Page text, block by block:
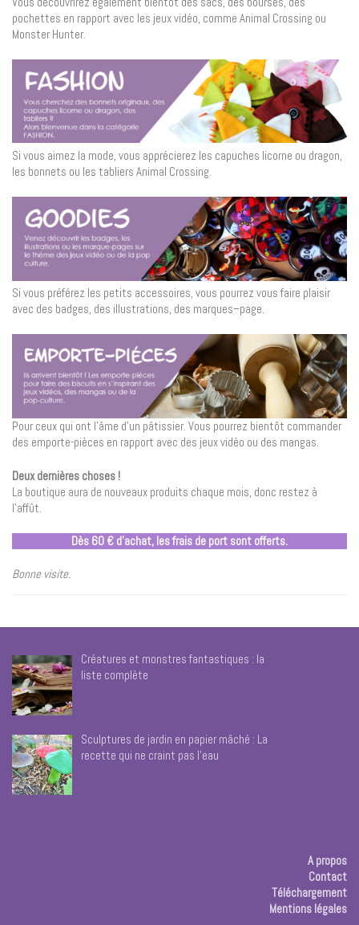
pochettes en rapport avec les jeux vidéo, comme Animal Crossing ou
Monster Hunter.
Si vous aimez la mode, vous apprécierez les capuches licorne ou dragon,
les bonnets ou les tabliers Animal Crossing.
Si vous préférez les petits accessoires, vous pourrez vous faire plaisir
avec des badges, des illustrations, des marques–page.
Pour ceux qui ont l’âme d’un pâtissier. Vous pourrez bientôt commander
des emporte-pièces en rapport avec des jeux vidéo ou des mangas.
Deux dernières choses !
La boutique aura de nouveaux produits chaque mois, donc restez à
l’affût.
Dès 60 € d’achat, les frais de port sont offerts.
Bonne visite.
Créatures et monstres fantastiques : la
liste complète
Sculptures de jardin en papier mâché : La
recette qui ne craint pas l’eau
A propos
Contact
Téléchargement
Mentions légales